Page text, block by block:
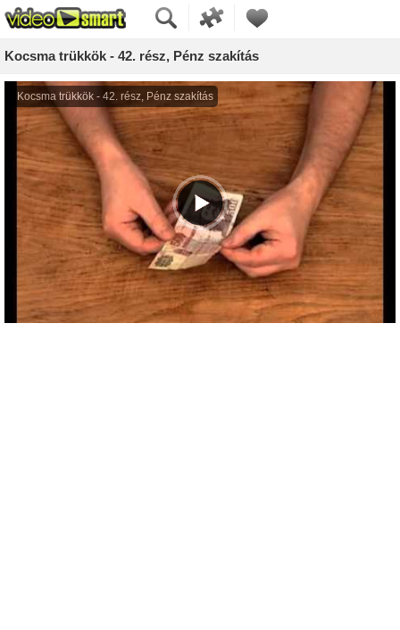
Kocsma trükkök - 42. rész, Pénz szakítás